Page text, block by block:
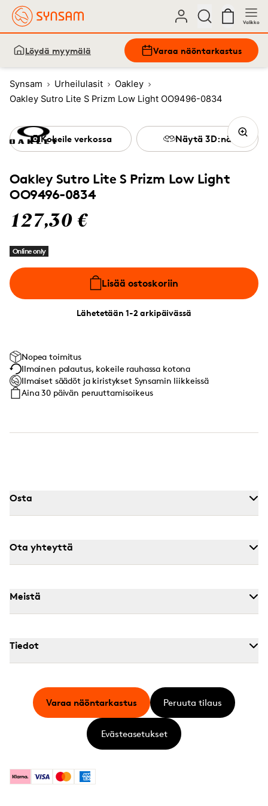
Valikko
Löydä myymälä Varaa näöntarkastus
Synsam Urheilulasit
Oakley
Oakley Sutro Lite S Prizm Low Light OO9496-0834
Oakley Sutro Lite S Prizm Low Light
OO9496-0834
127,30 €
Online only
Lisää ostoskoriin
Lähetetään 1-2 arkipäivässä
Kokeile verkossa Näytä 3D:nä
Nopea toimitus
Ilmainen palautus, kokeile rauhassa kotona
Ilmaiset säädöt ja kiristykset Synsamin liikkeissä
Aina 30 päivän peruuttamisoikeus
Osta
Ota yhteyttä
Meistä
Tiedot
KlarnaVisa MastercardAmerican Express
Varaa näöntarkastus Peruuta tilaus
Evästeasetukset